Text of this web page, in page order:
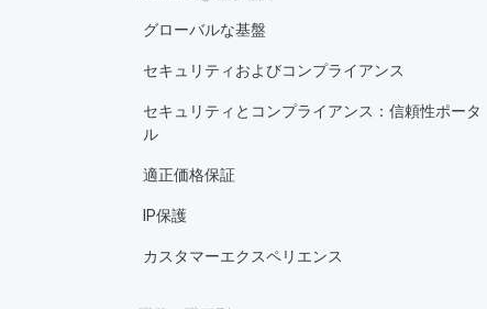
グローバルな基盤
セキュリティおよびコンプライアンス
セキュリティとコンプライアンス：信頼性ポータ
ル
適正価格保証
IP保護
カスタマーエクスペリエンス